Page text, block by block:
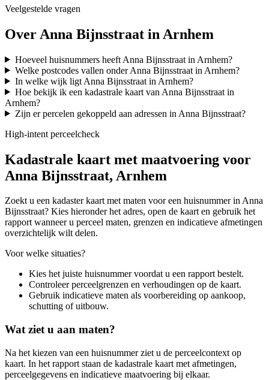
Veelgestelde vragen
Over Anna Bijnsstraat in Arnhem
Hoeveel huisnummers heeft Anna Bijnsstraat in Arnhem?
Welke postcodes vallen onder Anna Bijnsstraat in Arnhem?
In welke wijk ligt Anna Bijnsstraat in Arnhem?
Hoe bekijk ik een kadastrale kaart van Anna Bijnsstraat in
Arnhem?
Zijn er percelen gekoppeld aan adressen in Anna Bijnsstraat?
High-intent perceelcheck
Kadastrale kaart met maatvoering voor
Anna Bijnsstraat, Arnhem
Zoekt u een kadaster kaart met maten voor een huisnummer in Anna
Bijnsstraat? Kies hieronder het adres, open de kaart en gebruik het
rapport wanneer u perceel maten, grenzen en indicatieve afmetingen
overzichtelijk wilt delen.
Voor welke situaties?
Kies het juiste huisnummer voordat u een rapport bestelt.
Controleer perceelgrenzen en verhoudingen op de kaart.
Gebruik indicatieve maten als voorbereiding op aankoop,
schutting of uitbouw.
Wat ziet u aan maten?
Na het kiezen van een huisnummer ziet u de perceelcontext op
kaart. In het rapport staan de kadastrale kaart met afmetingen,
perceelgegevens en indicatieve maatvoering bij elkaar.